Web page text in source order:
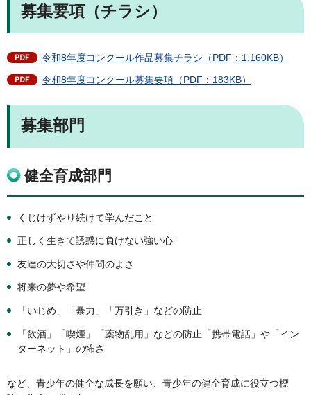
募集要項（チラシ）
令和8年度コンクール作品募集チラシ（PDF：1,160KB）
令和8年度コンクール募集要項（PDF：183KB）
募集部門
健全育成部門
くじけずやり続けて学んだこと
正しく生きて誘惑に負けない強い心
友達の大切さや仲間のよさ
将来の夢や希望
「いじめ」「暴力」「万引き」などの防止
「飲酒」「喫煙」「薬物乱用」などの防止「携帯電話」や「イン
ターネット」の怖さ
など、青少年の健全な成長を願い、青少年の健全育成に役立つ標